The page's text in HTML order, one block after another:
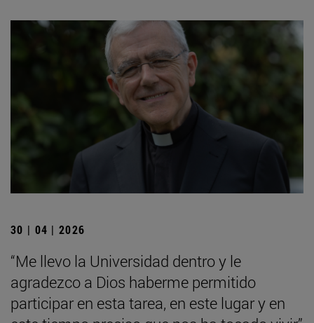
30 | 04 | 2026
“Me llevo la Universidad dentro y le
agradezco a Dios haberme permitido
participar en esta tarea, en este lugar y en